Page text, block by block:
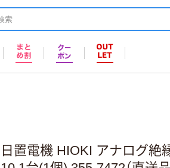
日置電機 HIOKI アナログ絶